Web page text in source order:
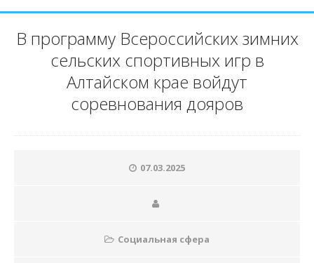
В программу Всероссийских зимних
сельских спортивных игр в
Алтайском крае войдут
соревнования дояров
07.03.2025
Социальная сфера